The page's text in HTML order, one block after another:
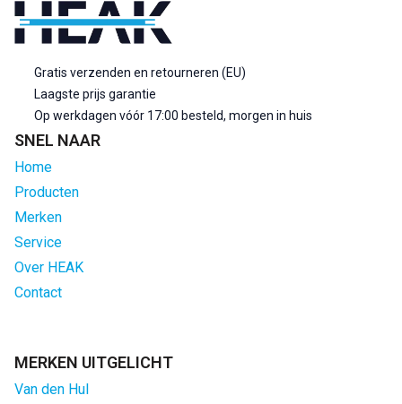
Gratis verzenden en retourneren (EU)
Laagste prijs garantie
Op werkdagen vóór 17:00 besteld, morgen in huis
SNEL NAAR
Home
Producten
Merken
Service
Over HEAK
Contact
MERKEN UITGELICHT
Van den Hul